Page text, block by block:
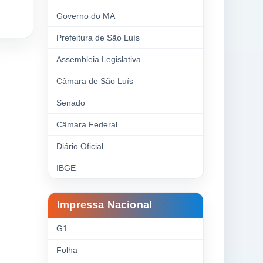
Governo do MA
Prefeitura de São Luís
Assembleia Legislativa
Câmara de São Luís
Senado
Câmara Federal
Diário Oficial
IBGE
Impressa Nacional
G1
Folha